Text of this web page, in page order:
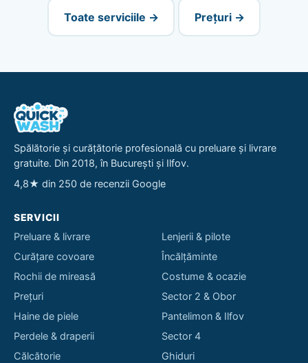
Toate serviciile → Prețuri →
Spălătorie și curățătorie profesională cu preluare și livrare
gratuite. Din 2018, în București și Ilfov.
4,8★ din 250 de recenzii Google
SERVICII
Preluare & livrare
Curățare covoare
Rochii de mireasă
Prețuri
Haine de piele
Perdele & draperii
Călcătorie
Lenjerii & pilote
Încălțăminte
Costume & ocazie
Sector 2 & Obor
Pantelimon & Ilfov
Sector 4
Ghiduri